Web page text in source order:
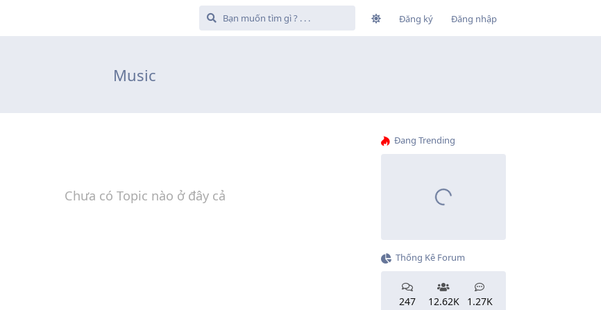
Đăng ký Đăng nhập
Music
Chưa có Topic nào ở đây cả
Đang Trending
Thống Kê Forum
247 12.62K 1.27K